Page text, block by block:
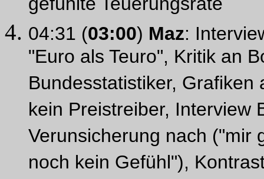
gefühlte Teuerungsrate
04:31 (03:00) Maz:
"Euro als Teuro", Kritik an
Bundesstatistiker,
kein Preistreiber, Interview
Verunsicherung nach ("mir
noch kein Gefühl"),